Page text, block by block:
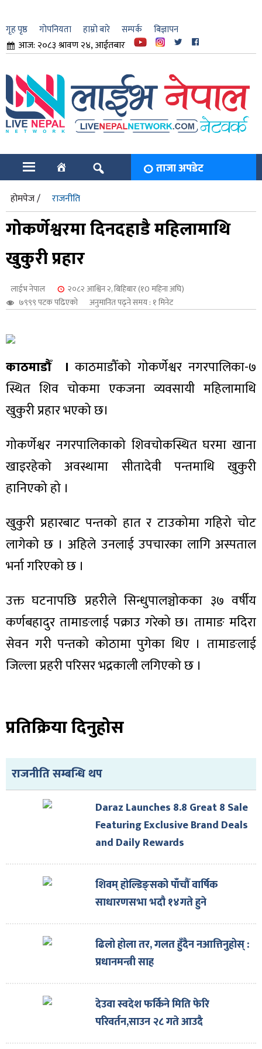
गृह पृष्ठ गोपनियता हाम्रो बारे सम्पर्क बिज्ञापन
आज: २०८३ श्रावण २४, आईतबार
ताजा अपडेट
होमपेज / राजनीति
गोकर्णेश्वरमा दिनदहाडै महिलामाथि
खुकुरी प्रहार
लाईभ नेपाल
२०८२ आश्विन २, बिहिबार (१0 महिना अघि)
७९९९ पटक पढिएको
अनुमानित पढ्ने समय : १ मिनेट
काठमाडौँ । काठमाडौँको गोकर्णेश्वर नगरपालिका-७
स्थित शिव चोकमा एकजना व्यवसायी महिलामाथि
खुकुरी प्रहार भएको छ।
गोकर्णेश्वर नगरपालिकाको शिवचोकस्थित घरमा खाना
खाइरहेको अवस्थामा सीतादेवी पन्तमाथि खुकुरी
हानिएको हो ।
खुकुरी प्रहारबाट पन्तको हात र टाउकोमा गहिरो चोट
लागेको छ । अहिले उनलाई उपचारका लागि अस्पताल
भर्ना गरिएको छ ।
उक्त घटनापछि प्रहरीले सिन्धुपालञ्चोकका ३७ वर्षीय
कर्णबहादुर तामाङलाई पक्राउ गरेको छ। तामाङ मदिरा
सेवन गरी पन्तको कोठामा पुगेका थिए । तामाङलाई
जिल्ला प्रहरी परिसर भद्रकाली लगिएको छ ।
प्रतिक्रिया दिनुहोस
राजनीति सम्बन्धि थप
Daraz Launches 8.8 Great 8 Sale
Featuring Exclusive Brand Deals
and Daily Rewards
शिवम् होल्डिङ्सको पाँचौँ वार्षिक
साधारणसभा भदौ १४गते हुने
ढिलो होला तर, गलत हुँदैन नआत्तिनुहोस् :
प्रधानमन्त्री साह
देउवा स्वदेश फर्किने मिति फेरि
परिवर्तन,साउन २८ गते आउदै